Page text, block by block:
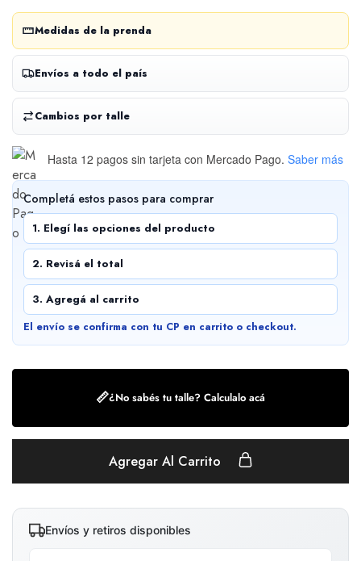
Medidas de la prenda
Envíos a todo el país
Cambios por talle
Hasta 12 pagos sin tarjeta con Mercado Pago. Saber más
Completá estos pasos para comprar
1. Elegí las opciones del producto
2. Revisá el total
3. Agregá al carrito
El envío se confirma con tu CP en carrito o checkout.
📏¿No sabés tu talle? Calculalo acá
Agregar Al Carrito
Envíos y retiros disponibles